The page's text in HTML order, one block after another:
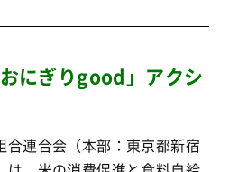
にぎりgood」アクシ
合連合会（本部：東京都新宿